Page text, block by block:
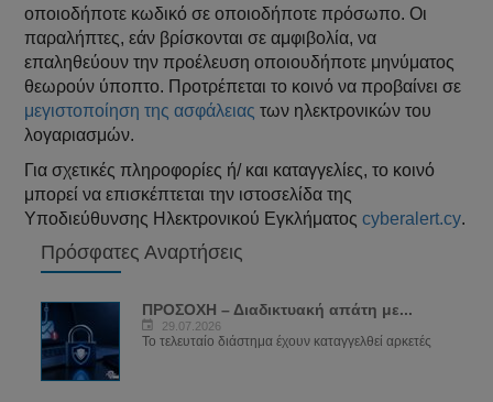
οποιοδήποτε κωδικό σε οποιοδήποτε πρόσωπο. Οι
παραλήπτες, εάν βρίσκονται σε αμφιβολία, να
επαληθεύουν την προέλευση οποιουδήποτε μηνύματος
θεωρούν ύποπτο. Προτρέπεται το κοινό να προβαίνει σε
μεγιστοποίηση της ασφάλειας των ηλεκτρονικών του
λογαριασμών.
Για σχετικές πληροφορίες ή/ και καταγγελίες, το κοινό
μπορεί να επισκέπτεται την ιστοσελίδα της
Υποδιεύθυνσης Ηλεκτρονικού Εγκλήματοςcyberalert.cy.
Πρόσφατες Αναρτήσεις
ΠΡΟΣΟΧΗ – Διαδικτυακή απάτη με...
29.07.2026
Το τελευταίο διάστημα έχουν καταγγελθεί αρκετές